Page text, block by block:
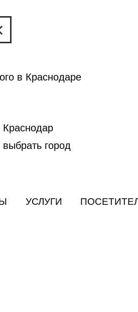
в Краснодаре
Краснодар
выбрать город
УСЛУГИ